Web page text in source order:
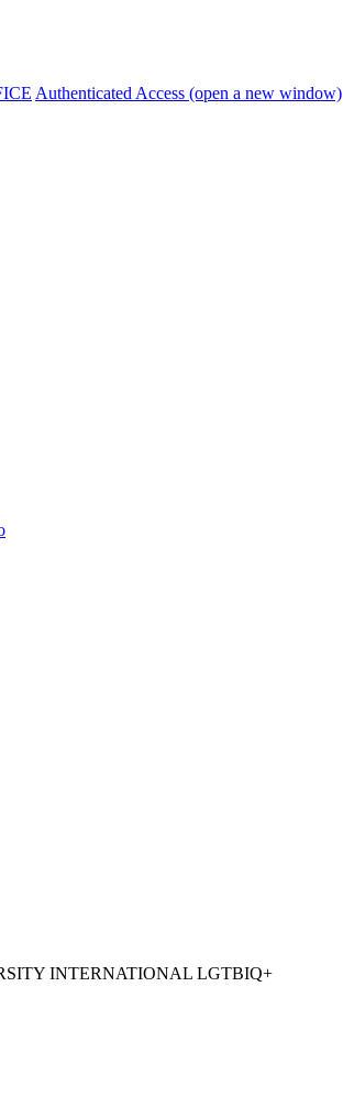
Authenticated Access (open a new window)
INTERNATIONAL LGTBIQ+